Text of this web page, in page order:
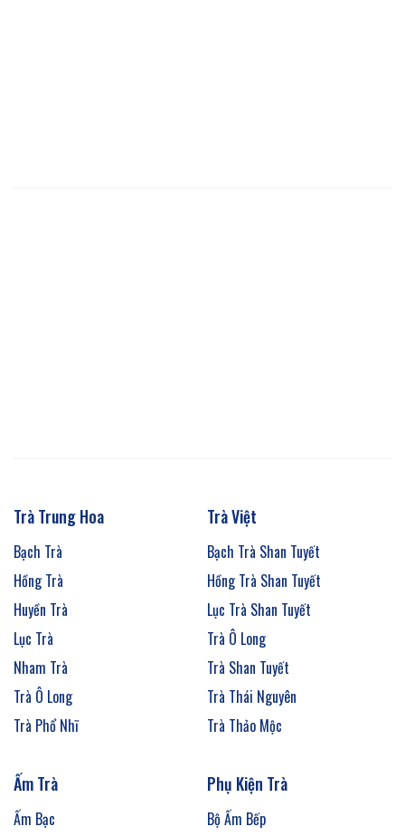
Trà Trung Hoa
Bạch Trà
Hồng Trà
Huyền Trà
Lục Trà
Nham Trà
Trà Ô Long
Trà Phổ Nhĩ
Trà Việt
Bạch Trà Shan Tuyết
Hồng Trà Shan Tuyết
Lục Trà Shan Tuyết
Trà Ô Long
Trà Shan Tuyết
Trà Thái Nguyên
Trà Thảo Mộc
Ấm Trà
Ấm Bạc
Phụ Kiện Trà
Bộ Ấm Bếp